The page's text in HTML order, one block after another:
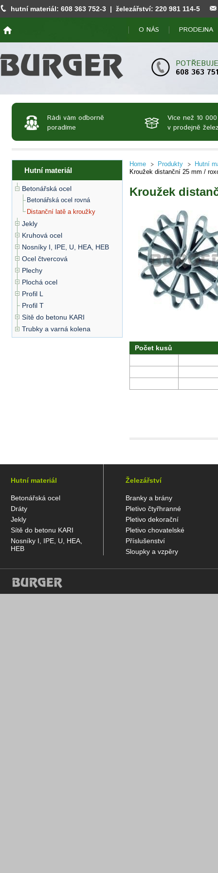
hutní materiál: 608 363 752-3 | železářství: 220 981 114-5
O NÁS PRODEJNA
608 363 751
Rádi vám odborně
poradíme
Více než 10
v prodejně
Hutní materiál
Betonářská ocel
Betonářská ocel rovná
Distanční latě a kroužky
Jekly
Kruhová ocel
Nosníky I, IPE, U, HEA, HEB
Ocel čtvercová
Plechy
Plochá ocel
Profil L
Profil T
Sítě do betonu KARI
Trubky a varná kolena
Home Produkty
Hutní
Kroužek distanční 25 mm /
Kroužek
Počet kusů
Hutní materiál
Betonářská ocel
Dráty
Jekly
Sítě do betonu KARI
Nosníky I, IPE, U, HEA,
HEB
Železářství
Branky a brány
Pletivo čtyřhranné
Pletivo dekorační
Pletivo chovatelské
Příslušenství
Sloupky a vzpěry